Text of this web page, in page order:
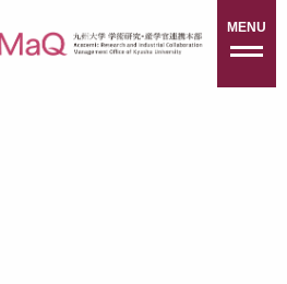
MENU